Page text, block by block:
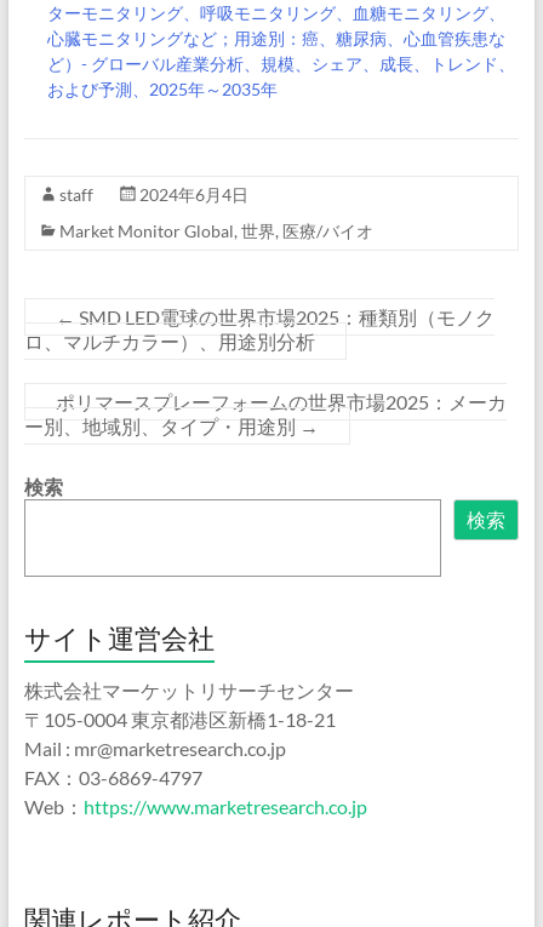
ターモニタリング、呼吸モニタリング、血糖モニタリング、
心臓モニタリングなど；用途別：癌、糖尿病、心血管疾患な
ど）- グローバル産業分析、規模、シェア、成長、トレンド、
および予測、2025年～2035年
staff
2024年6月4日
Market Monitor Global, 世界, 医療/バイオ
← SMD LED電球の世界市場2025：種類別（モノク
ロ、マルチカラー）、用途別分析
ポリマースプレーフォームの世界市場2025：メーカ
ー別、地域別、タイプ・用途別 →
検索
検索
サイト運営会社
株式会社マーケットリサーチセンター
〒105-0004 東京都港区新橋1-18-21
Mail : mr@marketresearch.co.jp
FAX：03-6869-4797
Web： https://www.marketresearch.co.jp
関連レポート紹介